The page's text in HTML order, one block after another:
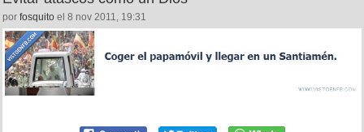
por fosquito el 8 nov 2011, 19:31